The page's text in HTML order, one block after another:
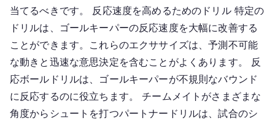
当てるべきです。 反応速度を高めるためのドリル 特定の
ドリルは、ゴールキーパーの反応速度を大幅に改善する
ことができます。これらのエクササイズは、予測不可能
な動きと迅速な意思決定を含むことがよくあります。 反
応ボールドリルは、ゴールキーパーが不規則なバウンド
に反応するのに役立ちます。 チームメイトがさまざまな
角度からシュートを打つパートナードリルは、試合のシ